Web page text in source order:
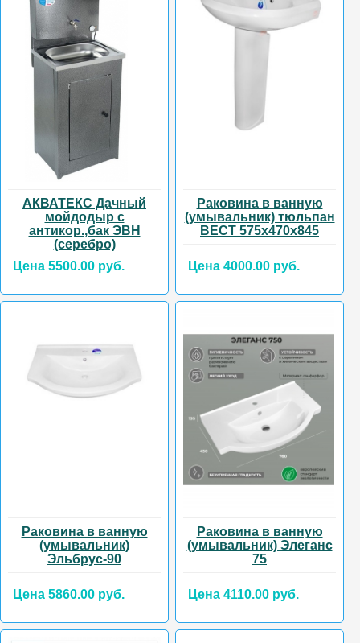
АКВАТЕКС Дачный
мойдодыр с
антикор.,бак ЭВН
(серебро)
Цена 5500.00 руб.
Раковина в ванную
(умывальник) тюльпан
ВЕСТ 575х470х845
Цена 4000.00 руб.
Раковина в ванную
(умывальник)
Эльбрус-90
Цена 5860.00 руб.
Раковина в ванную
(умывальник) Элеганс
75
Цена 4110.00 руб.